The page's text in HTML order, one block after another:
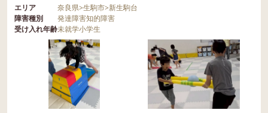
エリア 奈良県>生駒市>新生駒台
障害種別
発達障害知的障害
受け入れ年齢未就学小学生